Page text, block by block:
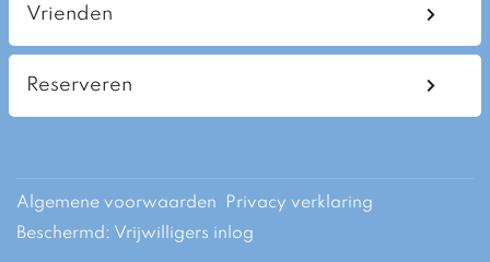
Vrienden
Reserveren
Algemene voorwaarden
Privacy verklaring
Beschermd: Vrijwilligers inlog